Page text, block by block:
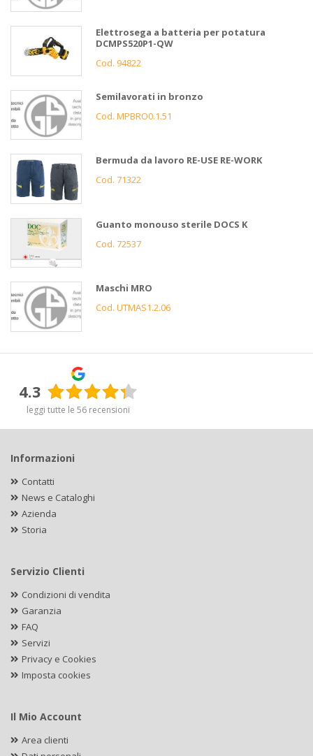
Elettrosega a batteria per potatura
DCMPS520P1-QW
Cod. 94822
Semilavorati in bronzo
Cod. MPBRO0.1.51
Bermuda da lavoro RE-USE RE-WORK
Cod. 71322
Guanto monouso sterile DOCS K
Cod. 72537
Maschi MRO
Cod. UTMAS1.2.06
4.3
leggi tutte le 56 recensioni
Informazioni
Contatti
News e Cataloghi
Azienda
Storia
Servizio Clienti
Condizioni di vendita
Garanzia
FAQ
Servizi
Privacy e Cookies
Imposta cookies
Il Mio Account
Area clienti